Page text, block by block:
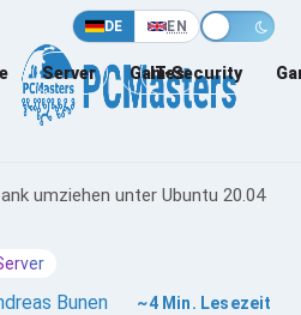
DE EN
Server Games
IT-Security
umziehen unter Ubuntu 20.04
Bunen ~4 Min. Lesezeit